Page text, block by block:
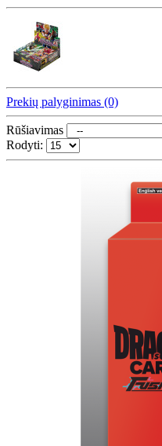
Prekių palyginimas (0)
Rūšiavimas
Rodyti: